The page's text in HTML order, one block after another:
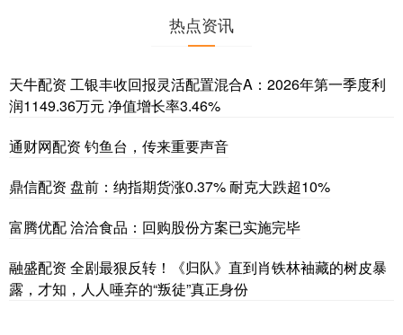
热点资讯
天牛配资 工银丰收回报灵活配置混合A：2026年第一季度利
润1149.36万元 净值增长率3.46%
通财网配资 钓鱼台，传来重要声音
鼎信配资 盘前：纳指期货涨0.37% 耐克大跌超10%
富腾优配 洽洽食品：回购股份方案已实施完毕
融盛配资 全剧最狠反转！《归队》直到肖铁林袖藏的树皮暴
露，才知，人人唾弃的“叛徒”真正身份